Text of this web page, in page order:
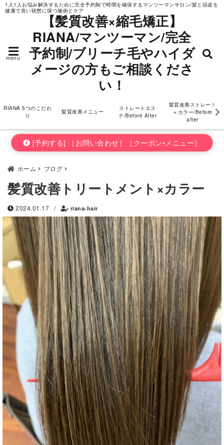
1人1人お悩み解決するために完全予約制で時間を確保するマンツーマンサロン/髪と頭皮を
健康で良い状態に保つ施術とケア
menu
【髪質改善×縮毛矯正】
RIANA/マンツーマン/完全
予約制/ブリーチ毛やハイダ
メージの方もご相談くださ
い！
RIANA 5つのこだわ
り
髪質改善メニュー
ストレートエス
テ/Before After
髪質改善ストレート
＋カラー/Before
after
[予約する] ［お問い合わせ］［クーポン•メニュー］
ホーム ブログ
髪質改善トリートメント×カラー
2024.01.17 / riana-hair
ダメージの方もご相
談ください！